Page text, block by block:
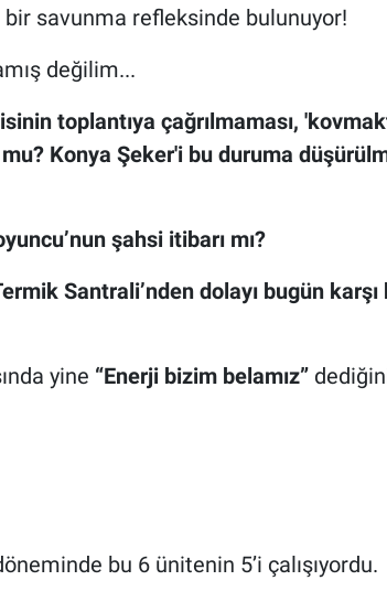
bir savunma refleksinde bulunuyor!
değilim...
toplantıya çağrılmaması,
mu? Konya Şeker'i bu duruma
şahsi itibarı mı?
Santrali’nden dolayı bugün karşı
yine “Enerji bizim belamız”
bu 6 ünitenin 5’i çalışıyordu.